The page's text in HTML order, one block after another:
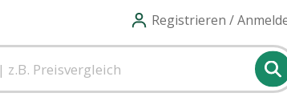
Registrieren /